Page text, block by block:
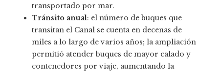
transportado por mar.
Tránsito anual: el número de buques que
transitan el Canal se cuenta en decenas de
miles a lo largo de varios años; la ampliación
permitió atender buques de mayor calado y
contenedores por viaje, aumentando la